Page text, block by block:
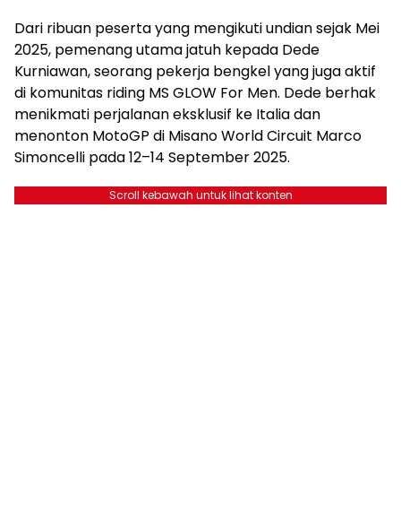
Dari ribuan peserta yang mengikuti undian sejak Mei
2025, pemenang utama jatuh kepada Dede
Kurniawan, seorang pekerja bengkel yang juga aktif
di komunitas riding MS GLOW For Men. Dede berhak
menikmati perjalanan eksklusif ke Italia dan
menonton MotoGP di Misano World Circuit Marco
Simoncelli pada 12–14 September 2025.
Scroll kebawah untuk lihat konten